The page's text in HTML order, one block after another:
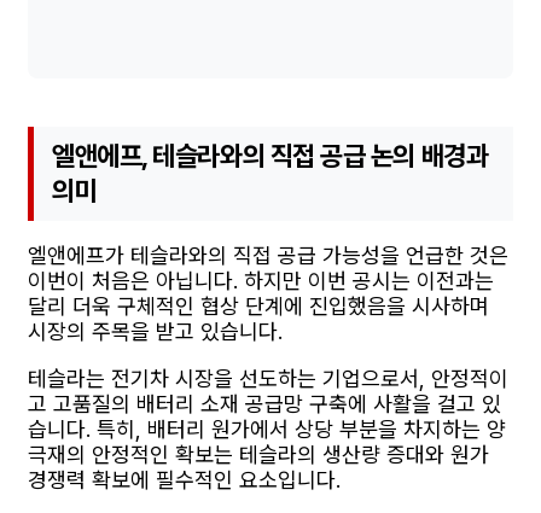
엘앤에프, 테슬라와의 직접 공급 논의 배경과
의미
엘앤에프가 테슬라와의 직접 공급 가능성을 언급한 것은
이번이 처음은 아닙니다. 하지만 이번 공시는 이전과는
달리 더욱 구체적인 협상 단계에 진입했음을 시사하며
시장의 주목을 받고 있습니다.
테슬라는 전기차 시장을 선도하는 기업으로서, 안정적이
고 고품질의 배터리 소재 공급망 구축에 사활을 걸고 있
습니다. 특히, 배터리 원가에서 상당 부분을 차지하는 양
극재의 안정적인 확보는 테슬라의 생산량 증대와 원가
경쟁력 확보에 필수적인 요소입니다.